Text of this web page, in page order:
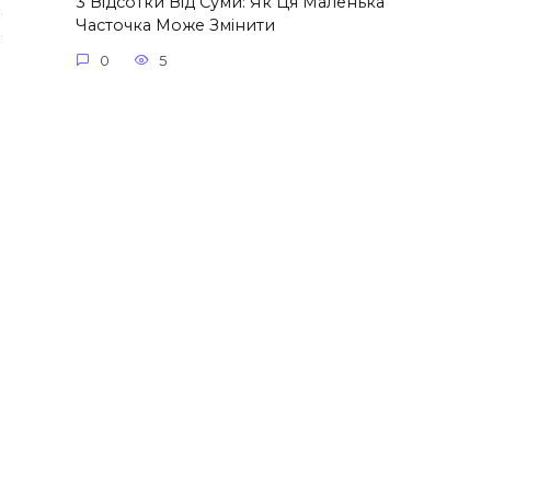
Часточка Може Змінити
0 5